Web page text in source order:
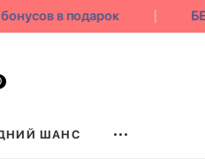
в подарок
ШАНС